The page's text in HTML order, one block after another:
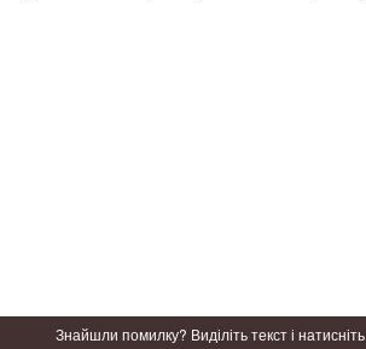
Знайшли помилку? Виділіть текст і натисніть